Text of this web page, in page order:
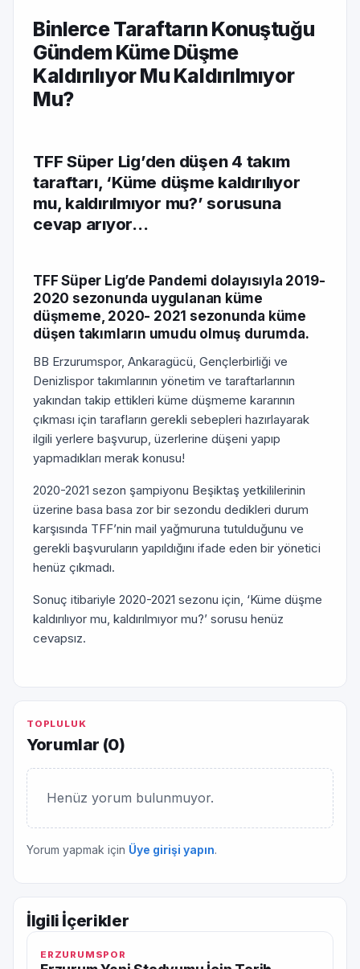
Binlerce Taraftarın Konuştuğu
Gündem Küme Düşme
Kaldırılıyor Mu Kaldırılmıyor
Mu?
TFF Süper Lig’den düşen 4 takım
taraftarı, ‘Küme düşme kaldırılıyor
mu, kaldırılmıyor mu?’ sorusuna
cevap arıyor…
TFF Süper Lig’de Pandemi dolayısıyla 2019-
2020 sezonunda uygulanan küme
düşmeme, 2020- 2021 sezonunda küme
düşen takımların umudu olmuş durumda.
BB Erzurumspor, Ankaragücü, Gençlerbirliği ve
Denizlispor takımlarının yönetim ve taraftarlarının
yakından takip ettikleri küme düşmeme kararının
çıkması için tarafların gerekli sebepleri hazırlayarak
ilgili yerlere başvurup, üzerlerine düşeni yapıp
yapmadıkları merak konusu!
2020-2021 sezon şampiyonu Beşiktaş yetkililerinin
üzerine basa basa zor bir sezondu dedikleri durum
karşısında TFF’nin mail yağmuruna tutulduğunu ve
gerekli başvuruların yapıldığını ifade eden bir yönetici
henüz çıkmadı.
Sonuç itibariyle 2020-2021 sezonu için, ‘Küme düşme
kaldırılıyor mu, kaldırılmıyor mu?’ sorusu henüz
cevapsız.
TOPLULUK
Yorumlar (0)
Henüz yorum bulunmuyor.
Yorum yapmak için Üye girişi yapın.
İlgili İçerikler
ERZURUMSPOR